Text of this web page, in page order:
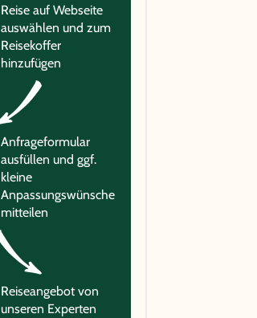
Reise auf Webseite
auswählen und zum
Reisekoffer
hinzufügen
Anfrageformular
ausfüllen und ggf.
kleine
Anpassungswünsche
mitteilen
Reiseangebot von
unseren Experten